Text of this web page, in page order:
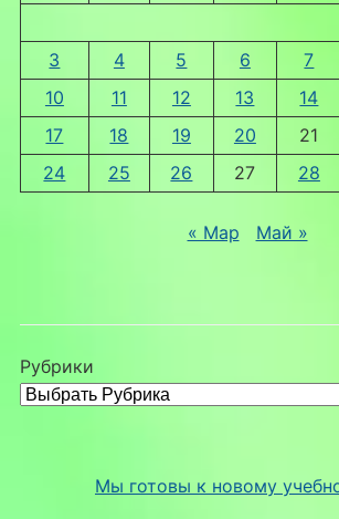
3
4 5 6 7
10
11 12 13 14
17
18 19 20 21
24
25 26 27 28
« Мар Май »
Рубрики
Мы готовы к новому